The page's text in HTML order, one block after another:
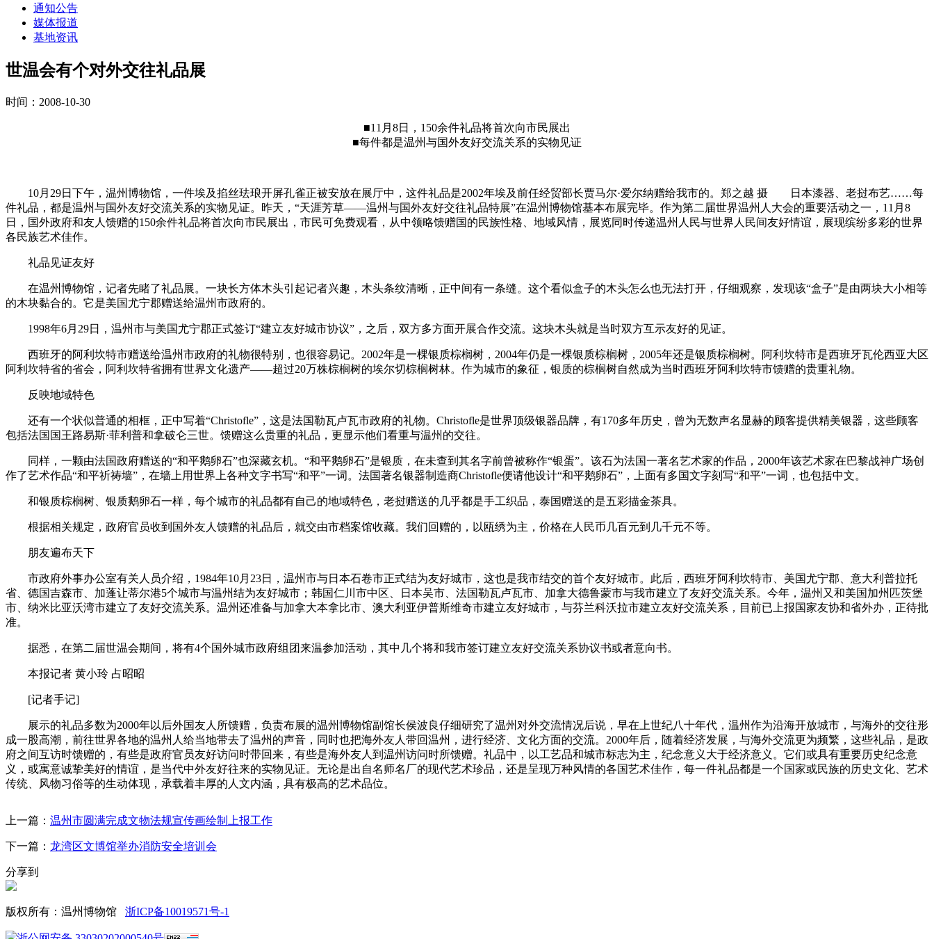
通知公告
媒体报道
基地资讯
世温会有个对外交往礼品展
时间：2008-10-30
■11月8日，150余件礼品将首次向市民展出
■每件都是温州与国外友好交流关系的实物见证
10月29日下午，温州博物馆，一件埃及掐丝珐琅开屏孔雀正被安放在展厅中，这件礼品是2002年埃及前任经贸部长贾马尔·爱尔纳赠给我市的。郑之越 摄 日本漆器、老挝布艺……每
件礼品，都是温州与国外友好交流关系的实物见证。昨天，“天涯芳草——温州与国外友好交往礼品特展”在温州博物馆基本布展完毕。作为第二届世界温州人大会的重要活动之一，11月8
日，国外政府和友人馈赠的150余件礼品将首次向市民展出，市民可免费观看，从中领略馈赠国的民族性格、地域风情，展览同时传递温州人民与世界人民间友好情谊，展现缤纷多彩的世界
各民族艺术佳作。
礼品见证友好
在温州博物馆，记者先睹了礼品展。一块长方体木头引起记者兴趣，木头条纹清晰，正中间有一条缝。这个看似盒子的木头怎么也无法打开，仔细观察，发现该“盒子”是由两块大小相等
的木块黏合的。它是美国尤宁郡赠送给温州市政府的。
1998年6月29日，温州市与美国尤宁郡正式签订“建立友好城市协议”，之后，双方多方面开展合作交流。这块木头就是当时双方互示友好的见证。
西班牙的阿利坎特市赠送给温州市政府的礼物很特别，也很容易记。2002年是一棵银质棕榈树，2004年仍是一棵银质棕榈树，2005年还是银质棕榈树。阿利坎特市是西班牙瓦伦西亚大区
阿利坎特省的省会，阿利坎特省拥有世界文化遗产——超过20万株棕榈树的埃尔切棕榈树林。作为城市的象征，银质的棕榈树自然成为当时西班牙阿利坎特市馈赠的贵重礼物。
反映地域特色
还有一个状似普通的相框，正中写着“Christofle”，这是法国勒瓦卢瓦市政府的礼物。Christofle是世界顶级银器品牌，有170多年历史，曾为无数声名显赫的顾客提供精美银器，这些顾客
包括法国国王路易斯·菲利普和拿破仑三世。馈赠这么贵重的礼品，更显示他们看重与温州的交往。
同样，一颗由法国政府赠送的“和平鹅卵石”也深藏玄机。“和平鹅卵石”是银质，在未查到其名字前曾被称作“银蛋”。该石为法国一著名艺术家的作品，2000年该艺术家在巴黎战神广场创
作了艺术作品“和平祈祷墙”，在墙上用世界上各种文字书写“和平”一词。法国著名银器制造商Christofle便请他设计“和平鹅卵石”，上面有多国文字刻写“和平”一词，也包括中文。
和银质棕榈树、银质鹅卵石一样，每个城市的礼品都有自己的地域特色，老挝赠送的几乎都是手工织品，泰国赠送的是五彩描金茶具。
根据相关规定，政府官员收到国外友人馈赠的礼品后，就交由市档案馆收藏。我们回赠的，以瓯绣为主，价格在人民币几百元到几千元不等。
朋友遍布天下
市政府外事办公室有关人员介绍，1984年10月23日，温州市与日本石卷市正式结为友好城市，这也是我市结交的首个友好城市。此后，西班牙阿利坎特市、美国尤宁郡、意大利普拉托
省、德国吉森市、加蓬让蒂尔港5个城市与温州结为友好城市；韩国仁川市中区、日本吴市、法国勒瓦卢瓦市、加拿大德鲁蒙市与我市建立了友好交流关系。今年，温州又和美国加州匹茨堡
市、纳米比亚沃湾市建立了友好交流关系。温州还准备与加拿大本拿比市、澳大利亚伊普斯维奇市建立友好城市，与芬兰科沃拉市建立友好交流关系，目前已上报国家友协和省外办，正待批
准。
据悉，在第二届世温会期间，将有4个国外城市政府组团来温参加活动，其中几个将和我市签订建立友好交流关系协议书或者意向书。
本报记者 黄小玲 占昭昭
[记者手记]
展示的礼品多数为2000年以后外国友人所馈赠，负责布展的温州博物馆副馆长侯波良仔细研究了温州对外交流情况后说，早在上世纪八十年代，温州作为沿海开放城市，与海外的交往形
成一股高潮，前往世界各地的温州人给当地带去了温州的声音，同时也把海外友人带回温州，进行经济、文化方面的交流。2000年后，随着经济发展，与海外交流更为频繁，这些礼品，是政
府之间互访时馈赠的，有些是政府官员友好访问时带回来，有些是海外友人到温州访问时所馈赠。礼品中，以工艺品和城市标志为主，纪念意义大于经济意义。它们或具有重要历史纪念意
义，或寓意诚挚美好的情谊，是当代中外友好往来的实物见证。无论是出自名师名厂的现代艺术珍品，还是呈现万种风情的各国艺术佳作，每一件礼品都是一个国家或民族的历史文化、艺术
传统、风物习俗等的生动体现，承载着丰厚的人文内涵，具有极高的艺术品位。
上一篇： 温州市圆满完成文物法规宣传画绘制上报工作
下一篇： 龙湾区文博馆举办消防安全培训会
分享到
版权所有：温州博物馆 浙ICP备10019571号-1